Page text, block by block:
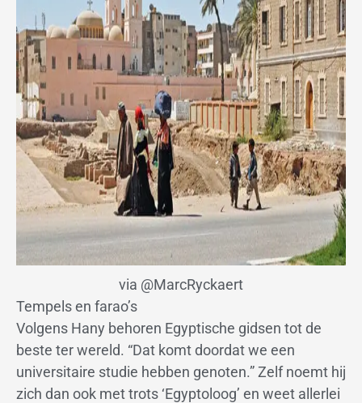
via @MarcRyckaert
Tempels en farao’s
Volgens Hany behoren Egyptische gidsen tot de
beste ter wereld. “Dat komt doordat we een
universitaire studie hebben genoten.” Zelf noemt hij
zich dan ook met trots ‘Egyptoloog’ en weet allerlei